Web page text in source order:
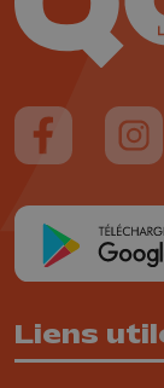
Suivez-nous
Liens